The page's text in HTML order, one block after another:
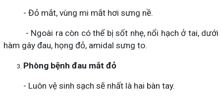
- Đỏ mắt, vùng mi mắt hơi sưng nề.
- Ngoài ra còn có thể bị sốt nhẹ, nổi hạch ở tai, dưới
hàm gây đau, họng đỏ, amidal sưng to.
Phòng bệnh đau mắt đỏ
- Luôn vệ sinh sạch sẽ nhất là hai bàn tay.